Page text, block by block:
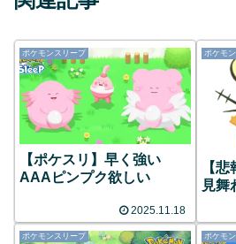
ポケモンスリープ
【ポケスリ】早く強い
AAAピンプク欲しい
2025.11.18
ポケモ
【
見舞
ポケモンスリープ ポケモ